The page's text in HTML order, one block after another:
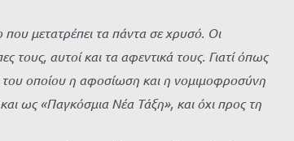
μετατρέπει τα πάντα σε χρυσό. Οι
αυτοί και τα αφεντικά τους. Γιατί όπως
του οποίου η αφοσίωση και η νομιμοφροσύνη
ως «Παγκόσμια Νέα Τάξη», και όχι προς τη